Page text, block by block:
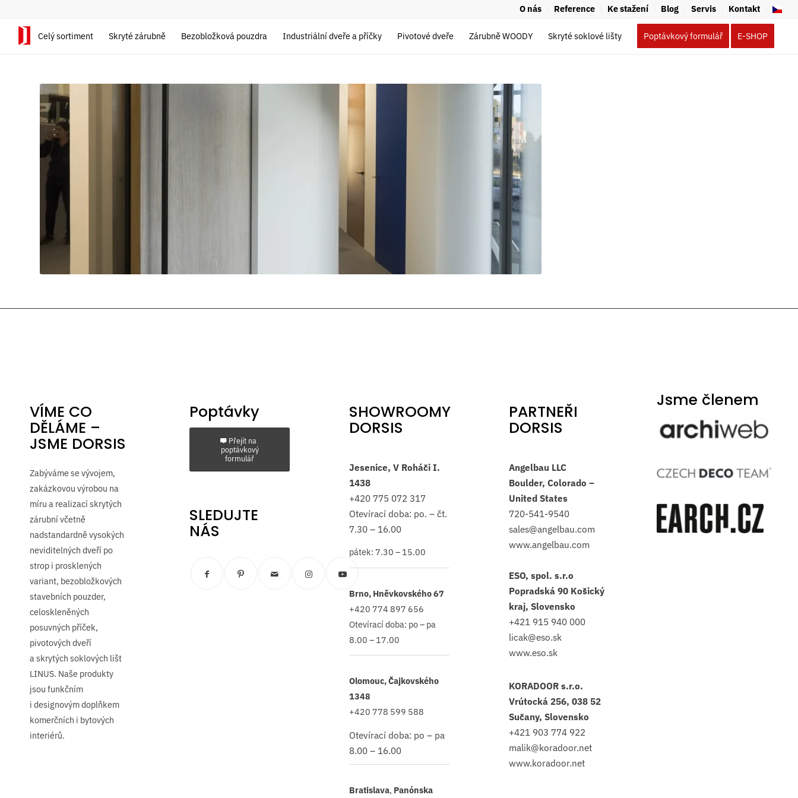
O nás Reference Ke stažení Blog Servis Kontakt
Celý sortiment Skryté zárubně Bezobložková pouzdra Industriální dveře a příčky Pivotové dveře Zárubně WOODY Skryté soklové lišty Poptávkový formulář E-SHOP
VÍME CO
DĚLÁME –
JSME DORSIS
Zabýváme se vývojem,
zakázkovou výrobou na
míru a realizací skrytých
zárubní včetně
nadstandardně vysokých
neviditelných dveří po
strop i prosklených
variant, bezobložkových
stavebních pouzder,
celoskleněných
posuvných příček,
pivotových dveří
a skrytých soklových lišt
LINUS. Naše produkty
jsou funkčním
i designovým doplňkem
komerčních i bytových
interiérů.
Poptávky
Přejít na
poptávkový
formulář
SLEDUJTE
NÁS
SHOWROOMY
DORSIS
Jesenice, V Roháči I.
1438
+420 775 072 317
Otevírací doba: po. – čt.
7.30 – 16.00
pátek: 7.30 – 15.00
Brno, Hněvkovského 67
+420 774 897 656
Otevírací doba: po – pa
8.00 – 17.00
Olomouc, Čajkovského
1348
+420 778 599 588
Otevírací doba: po – pa
8.00 – 16.00
Bratislava, Panónska
PARTNEŘI
DORSIS
Angelbau LLC
Boulder, Colorado –
United States
720-541-9540
sales@angelbau.com
www.angelbau.com
ESO, spol. s.r.o
Popradská 90 Košický
kraj, Slovensko
+421 915 940 000
licak@eso.sk
www.eso.sk
KORADOOR s.r.o.
Vrútocká 256, 038 52
Sučany, Slovensko
+421 903 774 922
malik@koradoor.net
www.koradoor.net
Jsme členem